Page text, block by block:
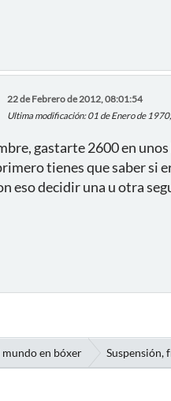
22 de Febrero de 2012, 08:01:54
Ultima modificación: 01 de Enero de
gastarte 2600 en
tienes que saber si
eso decidir una u otra
mundo en bóxer Suspensión,